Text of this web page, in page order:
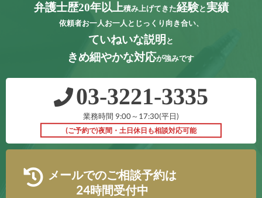
弁護士歴20年以上積み上げてきた経験と実績
依頼者お一人お一人とじっくり向き合い、
ていねいな説明 と
きめ細やかな対応が強みです
03‐3221‐3335
業務時間 9:00～17:30(平日)
(ご予約で)夜間・土日休日も相談対応可能
メールでのご相談予約は
24時間受付中